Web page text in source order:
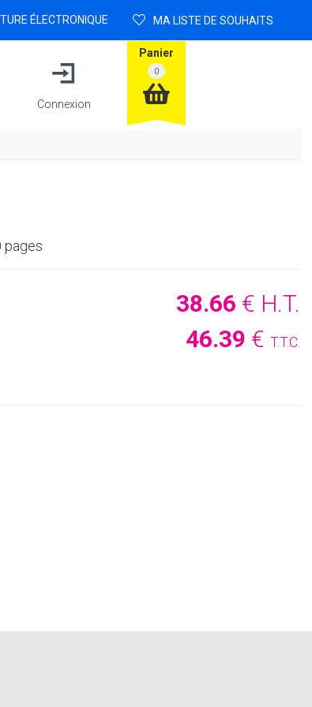
Connexion
Panier
ÉLECTRONIQUE MA LISTE DE SOUHAITS
pages
38.66 € H.T.
46.39 € T.T.C.